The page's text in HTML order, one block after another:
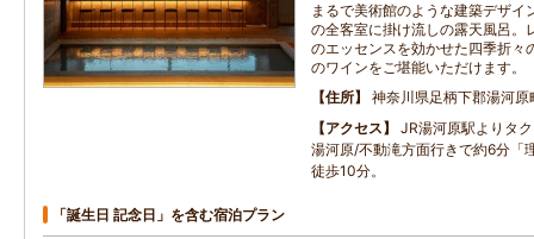
まるで美術館のような建築デザイ
の全客室に掛け流しの露天風呂。
のエッセンスを効かせた四季折々
のワインをご堪能いただけます。
住所
神奈川県足柄下郡湯河原
アクセス
JR湯河原駅よりタ
湯河原/不動滝方面行きで約6分「
徒歩10分。
「誕生日 記念日」を含む宿泊プラン